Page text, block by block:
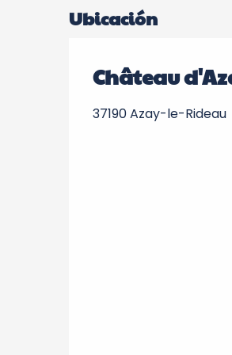
Ubicación
Château
37190 Azay-le-Rideau